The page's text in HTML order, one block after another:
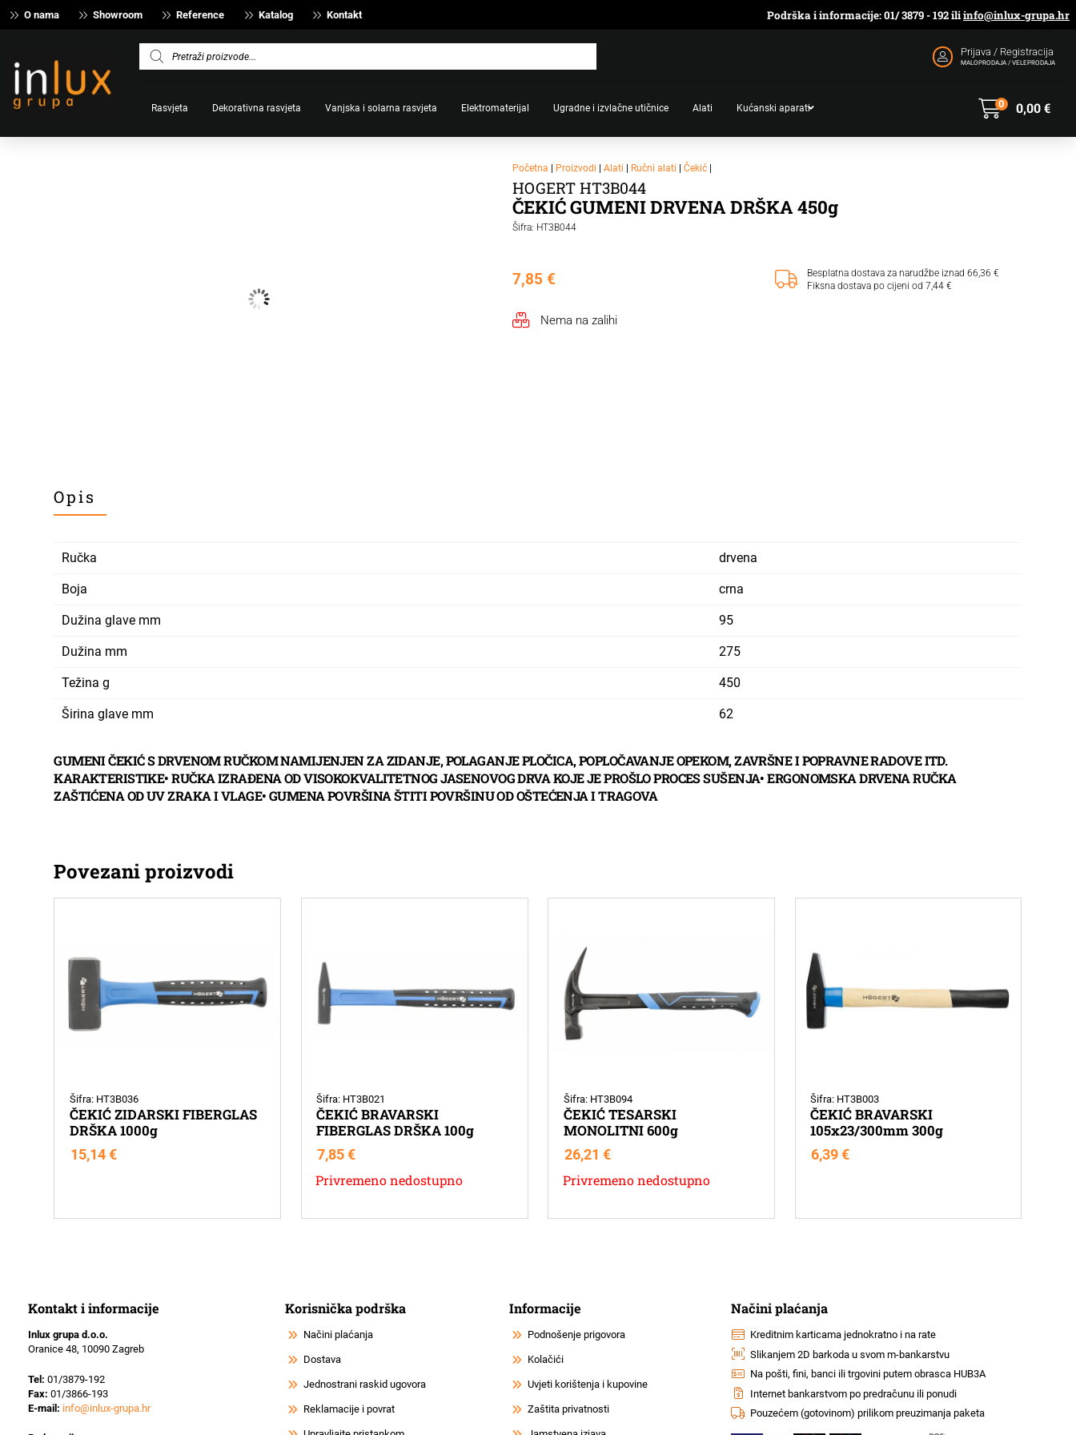
O nama Showroom Reference Katalog Kontakt Podrška i informacije: 01/ 3879 - 192 iliinfo@inlux-grupa.hr
Products
search
Prijava / Registracija
MALOPRODAJA / VELEPRODAJA
Rasvjeta Dekorativna rasvjeta Vanjska i solarna rasvjeta Elektromaterijal Ugradne i izvlačne utičnice Alati Kućanski aparati 0,00€
0
Početna | Proizvodi |Alati | Ručni alati |Čekić |
HOGERT HT3B044
ČEKIĆ GUMENI DRVENA DRŠKA 450g
Šifra: HT3B044
7,85€
Besplatna dostava za narudžbe iznad 66,36 €
Fiksna dostava po cijeni od 7,44 €
Nema na zalihi
Opis
Ručka drvena
Boja crna
Dužina glave mm 95
Dužina mm 275
Težina g 450
Širina glave mm 62
GUMENI ČEKIĆ S DRVENOM RUČKOM NAMIJENJEN ZA ZIDANJE, POLAGANJE PLOČICA, POPLOČAVANJE OPEKOM, ZAVRŠNE I POPRAVNE RADOVE ITD.
KARAKTERISTIKE• RUČKA IZRAĐENA OD VISOKOKVALITETNOG JASENOVOG DRVA KOJE JE PROŠLO PROCES SUŠENJA• ERGONOMSKA DRVENA RUČKA
ZAŠTIĆENA OD UV ZRAKA I VLAGE• GUMENA POVRŠINA ŠTITI POVRŠINU OD OŠTEĆENJA I TRAGOVA
Povezani proizvodi
Šifra: HT3B036
ČEKIĆ ZIDARSKI FIBERGLAS
DRŠKA 1000g
15,14 €
Šifra: HT3B021
ČEKIĆ BRAVARSKI
FIBERGLAS DRŠKA 100g
7,85€
Privremeno nedostupno
Šifra: HT3B094
ČEKIĆ TESARSKI
MONOLITNI 600g
26,21 €
Privremeno nedostupno
Šifra: HT3B003
ČEKIĆ BRAVARSKI
105x23/300mm 300g
6,39€
Kontakt i informacije
Inlux grupa d.o.o.
Oranice 48, 10090 Zagreb
Tel: 01/3879-192
Fax: 01/3866-193
E-mail: info@inlux-grupa.hr
Korisnička podrška
Načini plaćanja
Dostava
Jednostrani raskid ugovora
Reklamacije i povrat
Informacije
Podnošenje prigovora
Kolačići
Uvjeti korištenja i kupovine
Zaštita privatnosti
Načini plaćanja
Kreditnim karticama jednokratno i na rate
Slikanjem 2D barkoda u svom m-bankarstvu
Na pošti, fini, banci ili trgovini putem obrasca HUB3A
Internet bankarstvom po predračunu ili ponudi
Pouzećem (gotovinom) prilikom preuzimanja paketa